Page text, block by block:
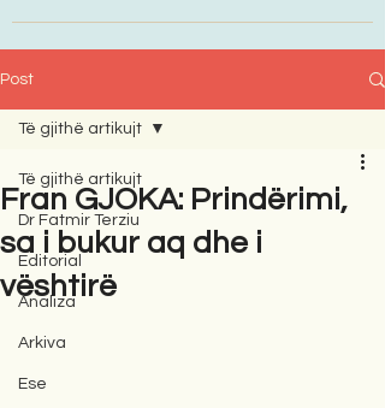
Post
Të gjithë artikujt
Dr Fatmir Terziu
Editorial
Analiza
Arkiva
Ese
Të gjithë artikujt
Fran GJOKA: Prindërimi,
sa i bukur aq dhe i
vështirë